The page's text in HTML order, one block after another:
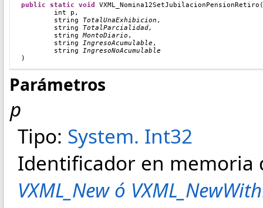
public static void VXML_Nomina12SetJubilacionPensionRetiro (
int p ,
string
TotalUnaExhibicion ,
string
TotalParcialidad,
string
MontoDiario ,
string
IngresoAcumulable ,
string
IngresoNoAcumulable
)
Parámetros
p
Tipo: System. Int32
Identificador en
VXML_New ó